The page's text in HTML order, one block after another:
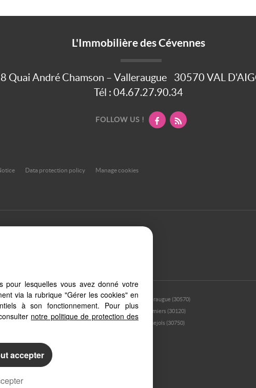
L'Immobilière des Cévennes
Quai André Chamson – Valleraugue 30570 VAL
Tél : 04.67.27.90.34
FOLLOW US !
Data protection policy Manage cookies
(30570) Valleraugue (30570)
Pommiers (30120)
Lanuejols (30750)
pour lesquelles vous avez donné votre
via la rubrique "Gérer les cookies" en
à son fonctionnement. Pour plus
notre politique de protection des
accepter